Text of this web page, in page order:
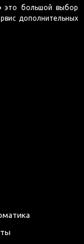
это большой выбор
дополнительных